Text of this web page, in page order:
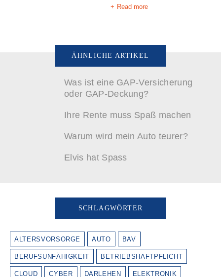
Read more
ÄHNLICHE ARTIKEL
Was ist eine GAP-Versicherung
oder GAP-Deckung?
Ihre Rente muss Spaß machen
Warum wird mein Auto teurer?
Elvis hat Spass
SCHLAGWÖRTER
ALTERSVORSORGE AUTO BAV
BERUFSUNFÄHIGKEIT BETRIEBSHAFTPFLICHT
CLOUD CYBER DARLEHEN ELEKTRONIK